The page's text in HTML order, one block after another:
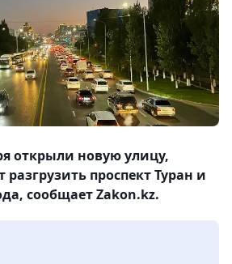
открыли новую улицу,
разгрузить проспект Туран и
сообщает Zakon.kz.